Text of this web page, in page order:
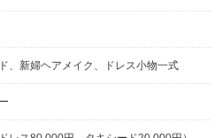
、新婦ヘアメイク、ドレス小物一式